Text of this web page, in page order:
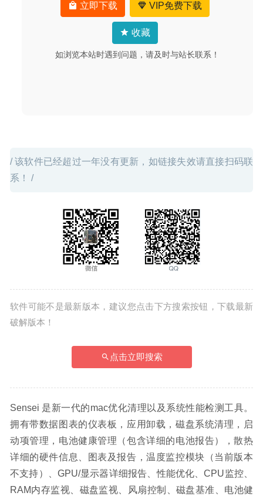
立即下载 VIP免费下载
收藏
如浏览本站时遇到问题，请及时与站长联系！
/ 该软件已经超过一年没有更新，如链接失效请直接扫码联
系！ /
软件可能不是最新版本，建议您点击下方搜索按钮，下载最新
破解版本！
点击立即搜索
Sensei 是新一代的mac优化清理以及系统性能检测工具。
拥有带数据图表的仪表板，应用卸载，磁盘系统清理，启
动项管理，电池健康管理（包含详细的电池报告），散热
详细的硬件信息、图表及报告，温度监控模块（当前版本
不支持）、GPU/显示器详细报告、性能优化、CPU监控、
RAM内存监视、磁盘监视、风扇控制、磁盘基准、电池健
Iconjar 2.3.0 for Mac- 非常方便的图标素材管理工具
Nitro PDF Pro 13.3.0 – 功能强的PDF编辑处理软件